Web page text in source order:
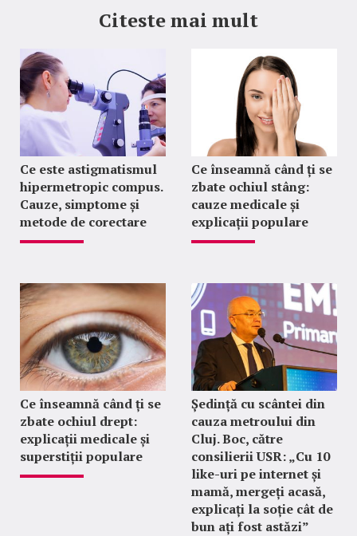
Citeste mai mult
Ce este astigmatismul
hipermetropic compus.
Cauze, simptome și
metode de corectare
Ce înseamnă când ți se
zbate ochiul stâng:
cauze medicale și
explicații populare
Ce înseamnă când ți se
zbate ochiul drept:
explicații medicale și
superstiții populare
Ședință cu scântei din
cauza metroului din
Cluj. Boc, către
consilierii USR: „Cu 10
like-uri pe internet și
mamă, mergeți acasă,
explicați la soție cât de
bun ați fost astăzi”